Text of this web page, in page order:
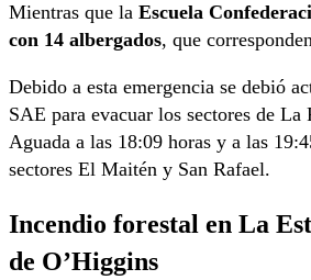
Mientras que la Escuela
con 14 albergados, que
Debido a esta emergencia se debió
SAE para evacuar los sectores de
Aguada a las 18:09 horas y a las
sectores El Maitén y San Rafael.
Incendio forestal en La
de O’Higgins